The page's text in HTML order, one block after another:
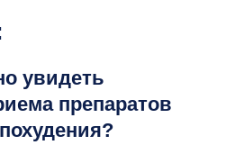
увидеть
препаратов